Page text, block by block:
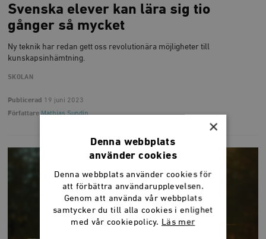
Svenska elever kan lära sig tio
gånger så mycket
Ny teknik har redan gett oss revolutionära möjligheter till
kunskapsinhämtning.
SKOLAN
Publicerad 19 juni 2023
Författare Mathias Sundin
×
Denna webbplats
använder cookies
Denna webbplats använder cookies för
att förbättra användarupplevelsen.
Genom att använda vår webbplats
samtycker du till alla cookies i enlighet
med vår cookiepolicy. Läs mer